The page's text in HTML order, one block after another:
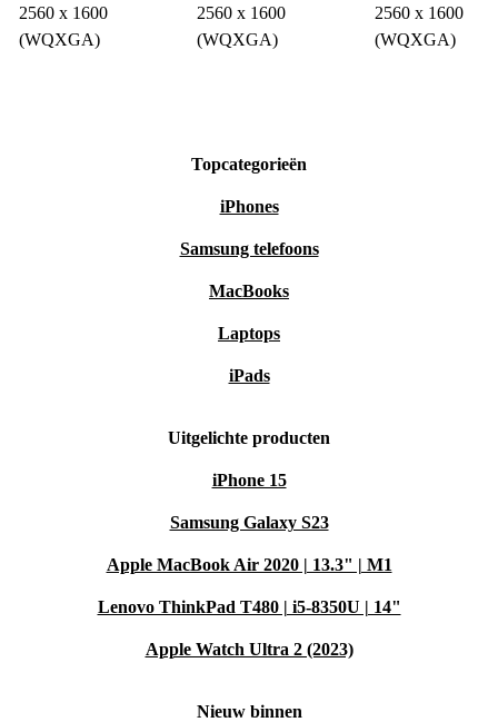
2560 x 1600
(WQXGA)
2560 x 1600
(WQXGA)
2560 x 1600
(WQXGA)
Topcategorieën
iPhones
Samsung telefoons
MacBooks
Laptops
iPads
Uitgelichte producten
iPhone 15
Samsung Galaxy S23
Apple MacBook Air 2020 | 13.3" | M1
Lenovo ThinkPad T480 | i5-8350U | 14"
Apple Watch Ultra 2 (2023)
Nieuw binnen